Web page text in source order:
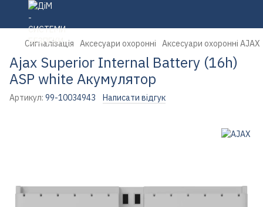
Сигналізація Аксесуари охоронні Аксесуари охоронні AJAX
Ajax Superior Internal Battery (16h)
ASP white Акумулятор
Артикул: 99-10034943 Написати відгук